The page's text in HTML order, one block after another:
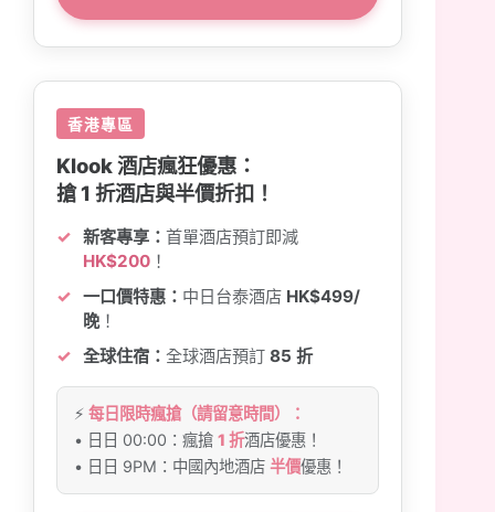
香港專區
Klook 酒店瘋狂優惠：
搶 1 折酒店與半價折扣！
新客專享： 首單酒店預訂即減
HK$200 ！
一口價特惠： 中日台泰酒店 HK$499/
晚 ！
全球住宿： 全球酒店預訂 85 折
⚡ 每日限時瘋搶（請留意時間）：
• 日日 00:00：瘋搶 1 折酒店優惠！
• 日日 9PM：中國內地酒店 半價優惠！